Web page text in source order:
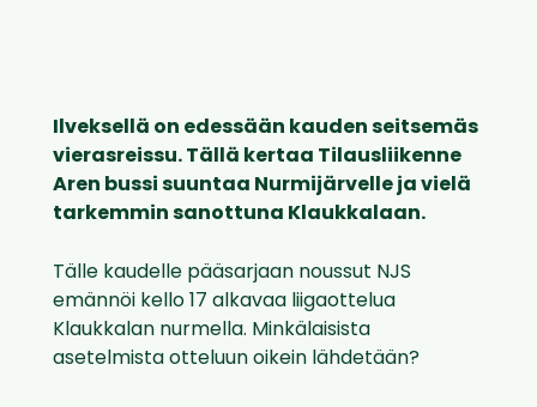
Ilveksellä on edessään kauden seitsemäs
vierasreissu. Tällä kertaa Tilausliikenne
Aren bussi suuntaa Nurmijärvelle ja vielä
tarkemmin sanottuna Klaukkalaan.
Tälle kaudelle pääsarjaan noussut NJS
emännöi kello 17 alkavaa liigaottelua
Klaukkalan nurmella. Minkälaisista
asetelmista otteluun oikein lähdetään?